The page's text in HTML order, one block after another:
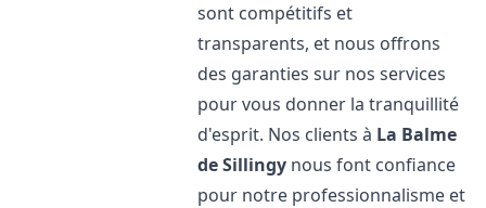
sont compétitifs et
transparents, et nous offrons
des garanties sur nos services
pour vous donner la tranquillité
d'esprit. Nos clients à La Balme
de Sillingy nous font confiance
pour notre professionnalisme et